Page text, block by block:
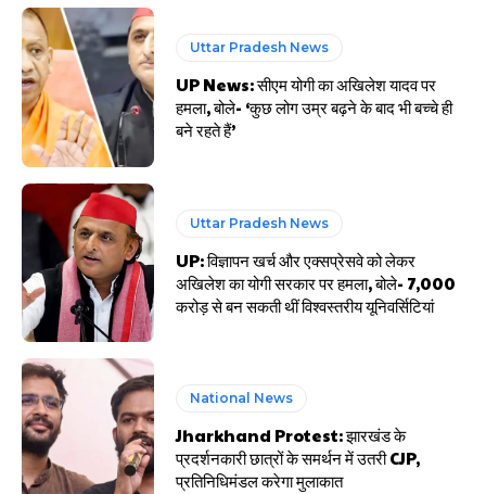
Uttar Pradesh News
UP News: सीएम योगी का अखिलेश यादव पर
हमला, बोले- ‘कुछ लोग उम्र बढ़ने के बाद भी बच्चे ही
बने रहते हैं’
Uttar Pradesh News
UP: विज्ञापन खर्च और एक्सप्रेसवे को लेकर
अखिलेश का योगी सरकार पर हमला, बोले- 7,000
करोड़ से बन सकती थीं विश्वस्तरीय यूनिवर्सिटियां
National News
Jharkhand Protest: झारखंड के
प्रदर्शनकारी छात्रों के समर्थन में उतरी CJP,
प्रतिनिधिमंडल करेगा मुलाकात